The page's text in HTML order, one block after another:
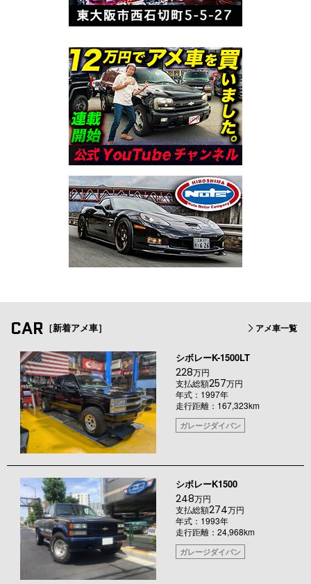
CAR ［新着アメ車］ アメ車一覧
シボレーK-1500LT
228万円
支払総額257万円
年式：1997年
走行距離：167,323km
ガレージダイバン
シボレーK1500
248万円
支払総額274万円
年式：1993年
走行距離：24,968km
ガレージダイバン